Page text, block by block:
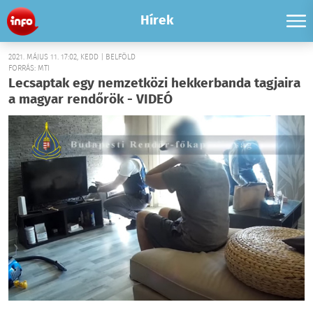
Hírek
2021. MÁJUS 11. 17:02, KEDD | BELFÖLD
FORRÁS: MTI
Lecsaptak egy nemzetközi hekkerbanda tagjaira
a magyar rendőrök - VIDEÓ